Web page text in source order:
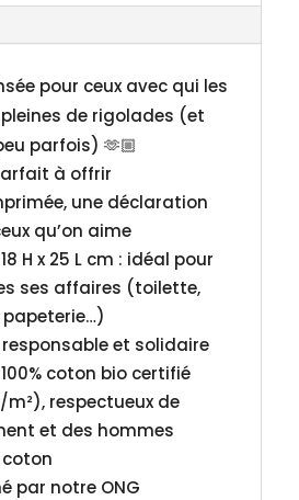
pour ceux avec qui les
de rigolades (et
parfois) 🫶🏼
à offrir
une déclaration
qu’on aime
H x 25 L cm : idéal pour
ses affaires (toilette,
et solidaire
coton bio certifié
m²), respectueux de
et des hommes
coton
par notre ONG